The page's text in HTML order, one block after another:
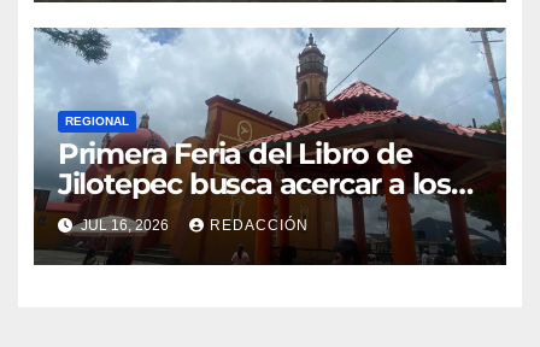
REGIONAL
Primera Feria del Libro de
Jilotepec busca acercar a los
jóvenes a la lectura
JUL 16, 2026 REDACCIÓN